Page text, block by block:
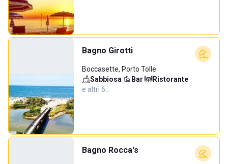
Bagno Girotti
Boccasette, Porto Tolle
Sabbiosa· Bar· Ristorante·
e altri 6…
Bagno Rocca's